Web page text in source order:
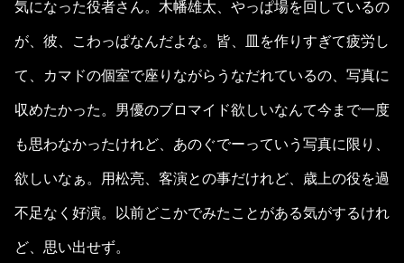
気になった役者さん。木幡雄太、やっぱ場を回しているの
が、彼、こわっぱなんだよな。皆、皿を作りすぎて疲労し
て、カマドの個室で座りながらうなだれているの、写真に
収めたかった。男優のブロマイド欲しいなんて今まで一度
も思わなかったけれど、あのぐでーっていう写真に限り、
欲しいなぁ。用松亮、客演との事だけれど、歳上の役を過
不足なく好演。以前どこかでみたことがある気がするけれ
ど、思い出せず。